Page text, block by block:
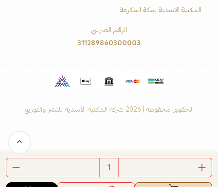
المكتبة الاسدية بمكة المكرمة
الرقم الضريبي
311289860300003
الحقوق محفوظة | 2026 شركة المكتبة الأسدية للنشر والتوزيع